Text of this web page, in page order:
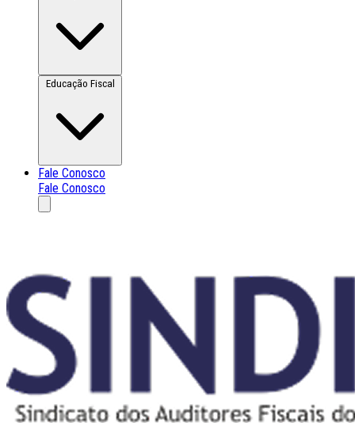
Educação Fiscal
Fale Conosco
Fale Conosco